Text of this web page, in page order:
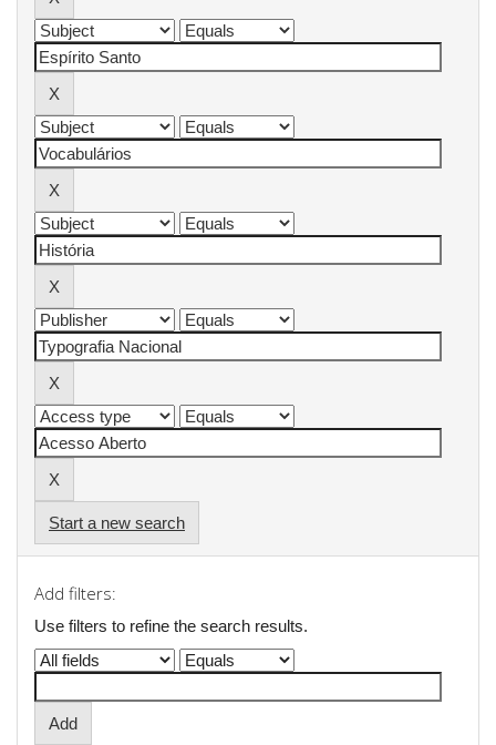
Start a new search
Add filters:
Use filters to refine the search results.